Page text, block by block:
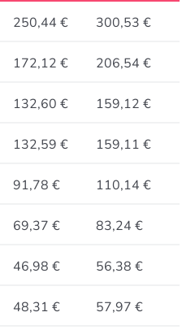
250,44 € 300,53 €
172,12 € 206,54 €
132,60 € 159,12 €
132,59 € 159,11 €
91,78 € 110,14 €
69,37 € 83,24 €
46,98 € 56,38 €
48,31 € 57,97 €